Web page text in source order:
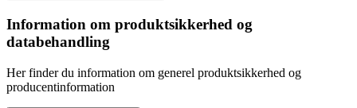
Information om produktsikkerhed og
databehandling
Her finder du information om generel produktsikkerhed og
producentinformation